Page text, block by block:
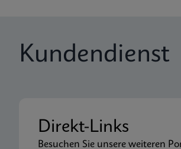
Kundendienst
Direkt-Links
Besuchen Sie unsere weiteren